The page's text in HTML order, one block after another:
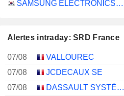
SAMSUNG ELECTRONICS CO., LTD.
Alertes intraday: SRD France
07/08 VALLOUREC
07/08
JCDECAUX SE
07/08
DASSAULT SYSTÈMES SE